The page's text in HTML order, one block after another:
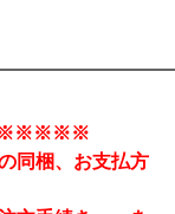
同梱、お支払方